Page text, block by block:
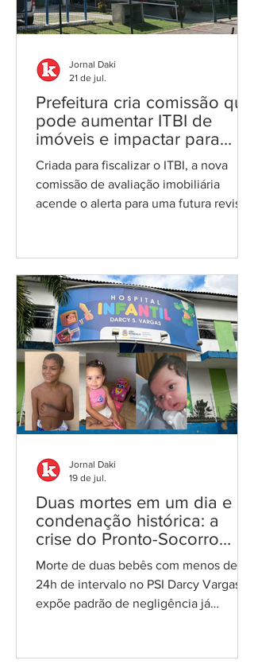
Prefeitura cria comissão que
pode aumentar ITBI de
imóveis e impactar para
cima IPTU em São Gonçalo
Criada para fiscalizar o ITBI, a nova
comissão de avaliação imobiliária
acende o alerta para uma futura revisão
contribuinte Por Cláudio Figueiras
"Nova" prefeitura, no bairro Estrela do
Norte/Foto: reprodução São Gonçalo
agora conta com um novo órgão
técnico para avaliar o valor dos imóveis
transacionados no município. O
Decreto nº 333/2026, assinado pelo
prefeito Capitão Nelson Ruas (PL) e
publicado no Diár
Jornal Daki
21 de jul.
Duas mortes em um dia e
condenação histórica: a
crise do Pronto-Socorro
Infantil de São Gonçalo
Morte de duas bebês com menos de
24h de intervalo no PSI Darcy Vargas
expõe padrão de negligência já
permanentes Victor Henrique
Jornal Daki
19 de jul.